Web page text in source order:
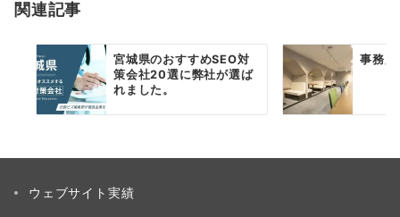
ン
関連記事
宮城県のおすすめSEO対
策会社20選に弊社が選ば
れました。
事務所
ウェブサイト実績